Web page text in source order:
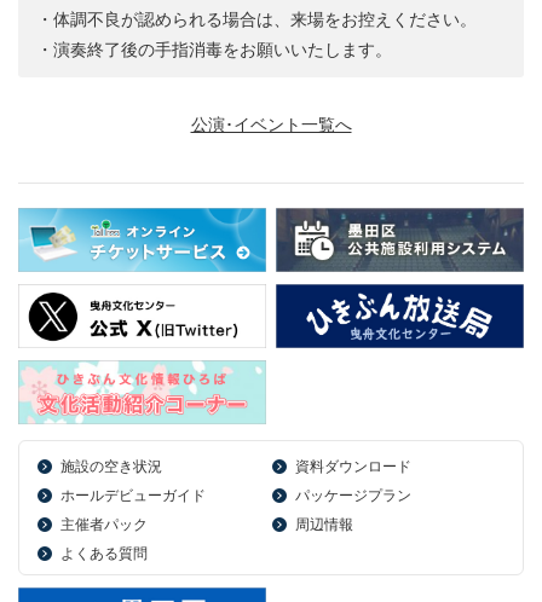
・体調不良が認められる場合は、来場をお控えください。
・演奏終了後の手指消毒をお願いいたします。
公演･イベント一覧へ
施設の空き状況
資料ダウンロード
ホールデビューガイド
パッケージプラン
主催者パック
周辺情報
よくある質問